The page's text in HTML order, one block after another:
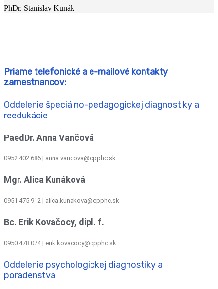
PhDr. Stanislav Kunák
Priame telefonické a e-mailové kontakty
zamestnancov:
Oddelenie špeciálno-pedagogickej diagnostiky a
reedukácie
PaedDr. Anna Vančová
0952 402 686 | anna.vancova@cpphc.sk
Mgr. Alica Kunáková
0951 475 912 | alica.kunakova@cpphc.sk
Bc. Erik Kovačocy, dipl. f.
0950 478 074 | erik.kovacocy@cpphc.sk
Oddelenie psychologickej diagnostiky a
poradenstva